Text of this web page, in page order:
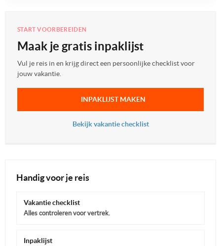
START VOORBEREIDEN
Maak je gratis inpaklijst
Vul je reis in en krijg direct een persoonlijke checklist voor
jouw vakantie.
INPAKLIJST MAKEN
Bekijk vakantie checklist
Handig voor je reis
Vakantie checklist
Alles controleren voor vertrek.
Inpaklijst